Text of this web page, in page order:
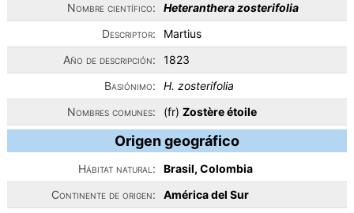
Nombre científico:
Heteranthera zosterifolia
Descriptor:
Martius
Año de descripción:
1823
Basiónimo:
H. zosterifolia
Nombres comunes:
(fr) Zostère étoile
Origen geográfico
Hábitat natural:
Brasil, Colombia
Continente de origen:
América del Sur